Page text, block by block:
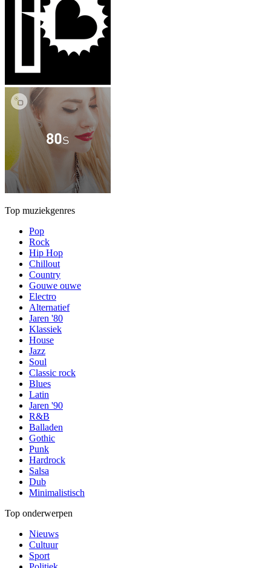
Top muziekgenres
Pop
Rock
Hip Hop
Chillout
Country
Gouwe ouwe
Electro
Alternatief
Jaren '80
Klassiek
House
Jazz
Soul
Classic rock
Blues
Latin
Jaren '90
R&B
Balladen
Gothic
Punk
Hardrock
Salsa
Dub
Minimalistisch
Top onderwerpen
Nieuws
Cultuur
Sport